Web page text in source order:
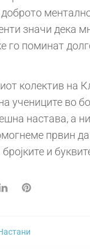
доброто
значи дека
го поминат
колектив на
учениците во
настава, а
првин да
и